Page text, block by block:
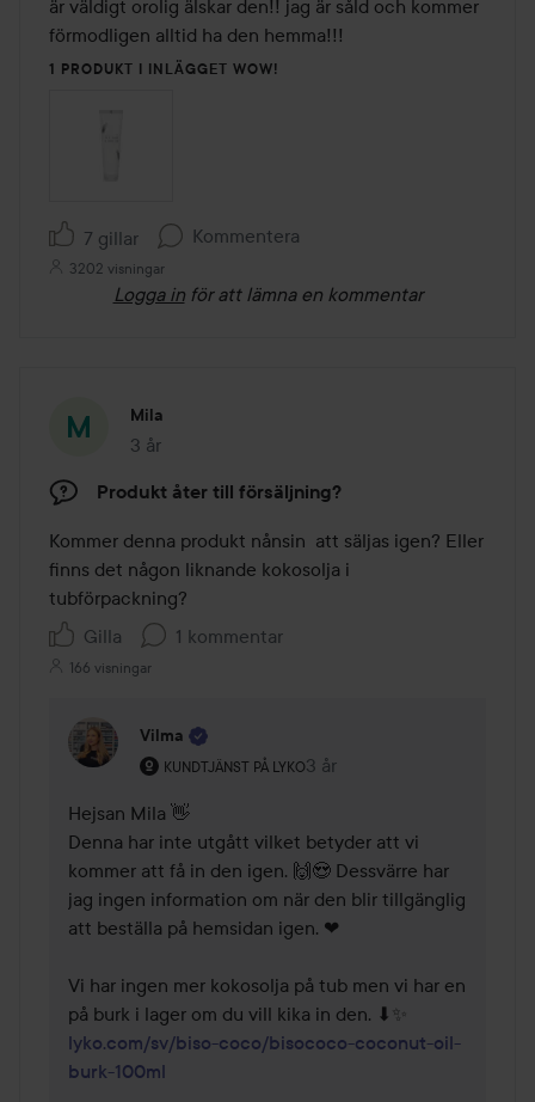
är väldigt orolig älskar den!! jag är såld och kommer
förmodligen alltid ha den hemma!!!
1 PRODUKT I INLÄGGET WOW!
7 gillar Kommentera
3202 visningar
Logga in för att lämna en kommentar
Mila
3 år
Inlägget skapades 3 år
Produkt åter till försäljning?
Kommer denna produkt nånsin  att säljas igen? Eller
finns det någon liknande kokosolja i
tubförpackning?
Gilla
1 kommentar
166 visningar
Vilma
KUNDTJÄNST PÅ LYKO
Användarens roll: Kundtjänst på Lyko.
3 år
Kommentaren lades 3 år
Hejsan Mila 👋
Denna har inte utgått vilket betyder att vi
kommer att få in den igen. 🙌😍 Dessvärre har
jag ingen information om när den blir tillgänglig
att beställa på hemsidan igen. ❤
Vi har ingen mer kokosolja på tub men vi har en
lyko.com/sv/biso-coco/bisococo-coconut-oil-
burk-100ml